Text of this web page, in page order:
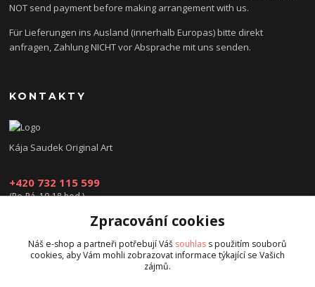
NOT send payment before making arrangement with us.
Für Lieferungen ins Ausland (innerhalb Europas) bitte direkt
anfragen, Zahlung NICHT vor Absprache mit uns senden.
KONTAKTY
Kája Saudek Original Art
+420 732 115 599
(Po-Pá, 10-18 hod.)
obchod@kajasaudek.cz
Zpracování cookies
Náš e-shop a partneři potřebují Váš souhlas s použitím souborů
cookies, aby Vám mohli zobrazovat informace týkající se Vašich
zájmů.